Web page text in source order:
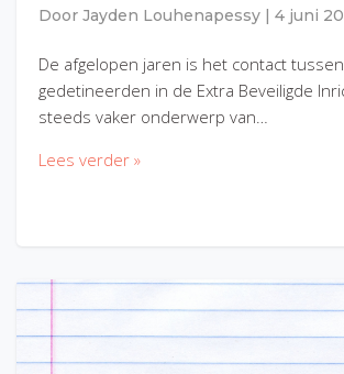
Door Jayden Louhenapessy 4 juni
De afgelopen jaren is het contact
gedetineerden in de Extra Beveiligde
steeds vaker onderwerp van…
Lees verder »